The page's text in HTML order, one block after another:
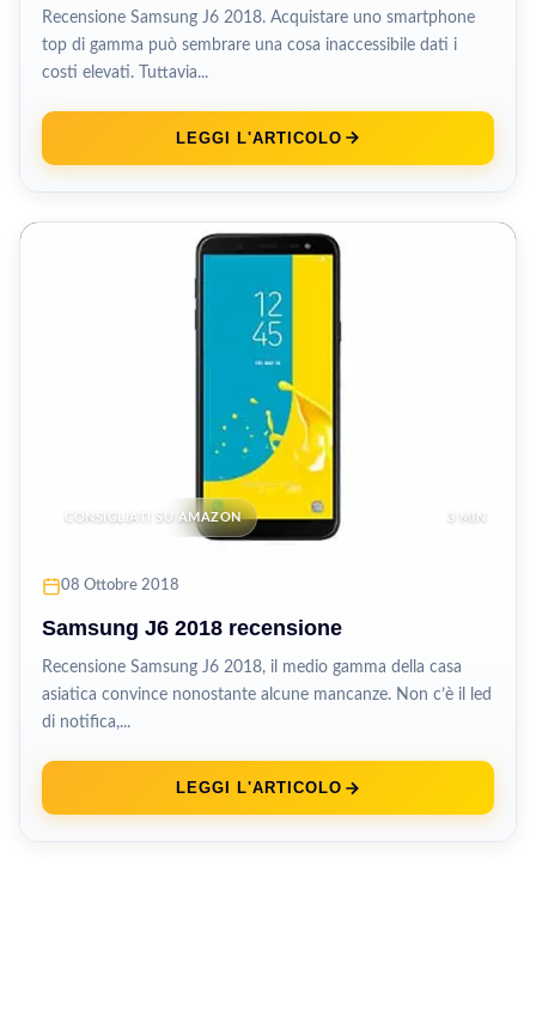
Recensione Samsung J6 2018. Acquistare uno smartphone
top di gamma può sembrare una cosa inaccessibile dati i
costi elevati. Tuttavia...
LEGGI L'ARTICOLO
CONSIGLIATI SU AMAZON 3 MIN
08 Ottobre 2018
Samsung J6 2018 recensione
Recensione Samsung J6 2018, il medio gamma della casa
asiatica convince nonostante alcune mancanze. Non c’è il led
di notifica,...
LEGGI L'ARTICOLO